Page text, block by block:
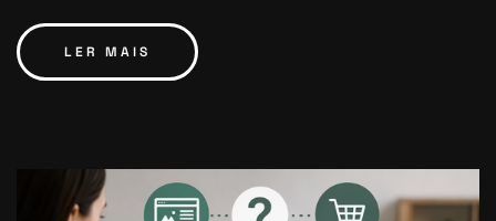
LER MAIS